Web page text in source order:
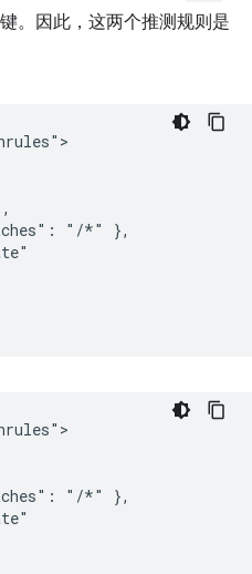
。因此，这两个推测规则是
"/*" },
"/*" },